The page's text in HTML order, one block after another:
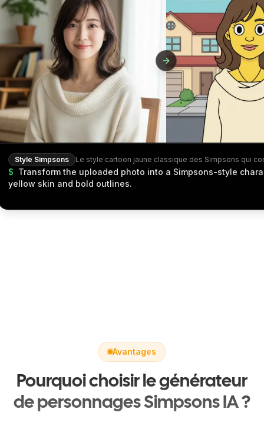
Style Simpsons
$ Transform the uploaded photo into a Simpsons-style
yellow skin and bold outlines.
Avantages
Pourquoi choisir le générateur
de personnages Simpsons IA ?